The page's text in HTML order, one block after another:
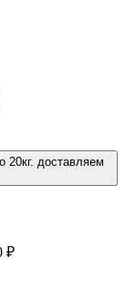
20кг. доставляем
₽